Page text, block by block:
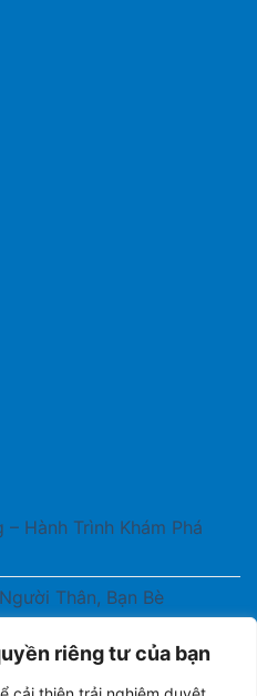
riêng tư của bạn
Hành Trình Khám Phá
Thân, Bạn Bè
Ở Nước Ngoài Có Được